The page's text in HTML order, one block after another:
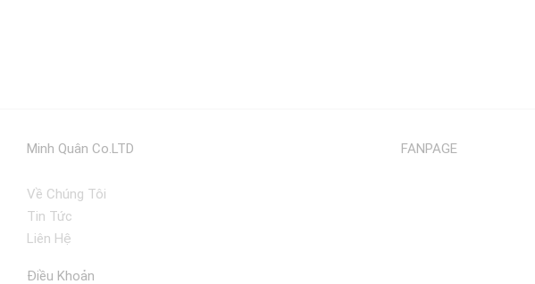
Minh Quân Co.LTD
Về Chúng Tôi
Tin Tức
Liên Hệ
Điều Khoản
FANPAGE